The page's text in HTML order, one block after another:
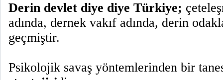
Derin devlet diye diye Türkiye;
adında, dernek vakıf adında, derin
geçmiştir.
Psikolojik savaş yöntemlerinden bir